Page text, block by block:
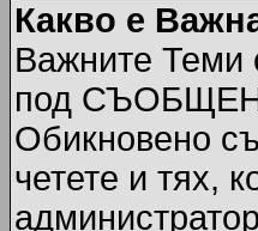
Какво е
Важните Теми
под
Обикновено
четете и тях,